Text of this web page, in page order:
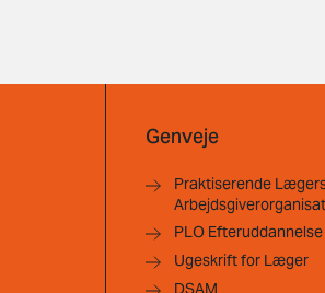
Genveje
Praktiserende
PLO Efteruddannelse
Ugeskrift for Læger